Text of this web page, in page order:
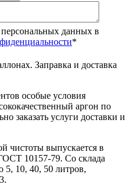
данных в
*
Заправка и доставка
особые условия
аргон по
заказать услуги доставки и
чистоты выпускается в
10157-79. Со склада
5, 10, 40, 50 литров,